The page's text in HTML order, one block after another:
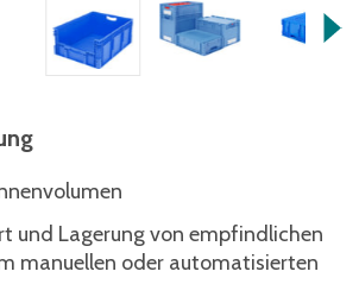
und Lagerung von empfindlichen
manuellen oder automatisierten